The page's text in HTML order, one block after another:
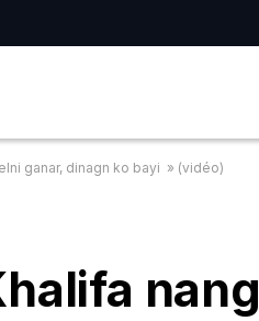
ganar, dinagn ko bayi » (vidéo)